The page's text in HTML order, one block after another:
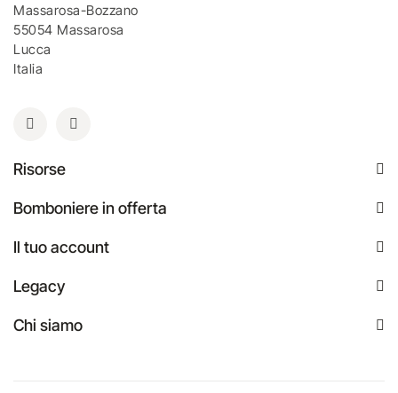
Massarosa-Bozzano
55054 Massarosa
Lucca
Italia
Risorse
Bomboniere in offerta
Il tuo account
Legacy
Chi siamo